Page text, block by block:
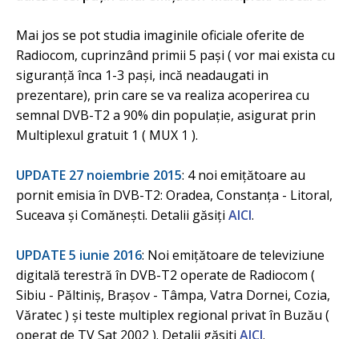
Mai jos se pot studia imaginile oficiale oferite de
Radiocom, cuprinzând primii 5 pași ( vor mai exista cu
siguranță înca 1-3 pași, incă neadaugati in
prezentare), prin care se va realiza acoperirea cu
semnal DVB-T2 a 90% din populație, asigurat prin
Multiplexul gratuit 1 ( MUX 1 ).
UPDATE 27 noiembrie 2015: 4 noi emițătoare au
pornit emisia în DVB-T2: Oradea, Constanţa - Litoral,
Suceava și Comăneşti. Detalii găsiți AICI.
UPDATE 5 iunie 2016: Noi emițătoare de televiziune
digitală terestră în DVB-T2 operate de Radiocom (
Sibiu - Păltiniş, Braşov - Tâmpa, Vatra Dornei, Cozia,
Văratec ) și teste multiplex regional privat în Buzău (
operat de TV Sat 2002 ). Detalii găsiti AICI.